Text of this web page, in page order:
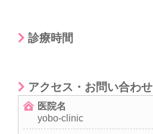
診療時間
アクセス・お問い合わせ
医院名
yobo-clinic